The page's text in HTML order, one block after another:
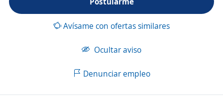
Avísame con ofertas similares
Ocultar aviso
Denunciar empleo